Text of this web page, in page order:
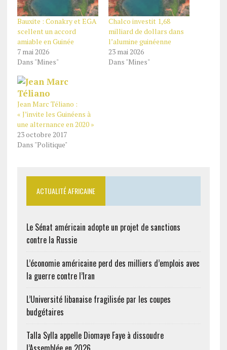
Bauxite : Conakry et EGA
scellent un accord
amiable en Guinée
7 mai 2026
Dans "Mines"
Chalco investit 1,68
milliard de dollars dans
l’alumine guinéenne
23 mai 2026
Dans "Mines"
Jean Marc Téliano :
« J’invite les Guinéens à
une alternance en 2020 »
23 octobre 2017
Dans "Politique"
ACTUALITÉ AFRICAINE
Le Sénat américain adopte un projet de sanctions
contre la Russie
L’économie américaine perd des milliers d’emplois avec
la guerre contre l’Iran
L’Université libanaise fragilisée par les coupes
budgétaires
Talla Sylla appelle Diomaye Faye à dissoudre